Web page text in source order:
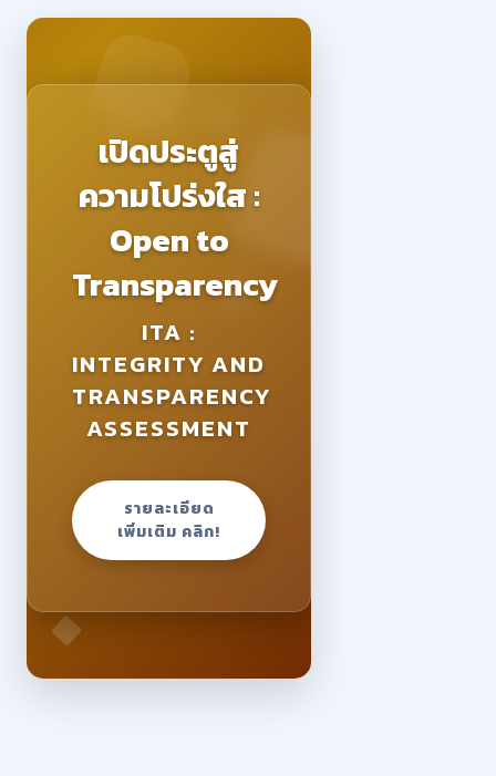
เปิดประตูสู่
ความโปร่งใส :
Open to
Transparency
ITA :
INTEGRITY AND
TRANSPARENCY
ASSESSMENT
รายละเอียด
เพิ่มเติม คลิก!